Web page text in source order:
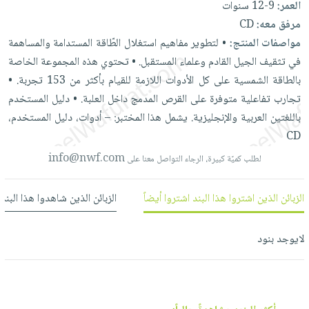
العناية
بالأسنان
الحمية
والتغذية
أدوات
المائدة
الأوعية
والتخزين
أدوات
المطبخ
الأكثر
مبيعاً
العودة
للمدارس
اكسسوارات
كتب
اكسسوارات
اكسسوارات
ملابس
مطرزات
حقائب
شحن
مجاني
بنود
مختارة
اشتراكات
كل
الاشتراكات
بلا
بحث
متقدم
نيل
وفرات
الشركة
حسابك
العمر:9-12 سنوات
مرفق معه:CD
مواصفات المنتج: • لتطويرمفاهيم استغلال الطّاقة المستدامة والمساهمة
فيتثقيف الجيل القادم وعلماء المستقبل. •تحتوي هذه المجموعة الخاصة
بالطاقة الشمسيةعلىكل الأدوات اللازمة للقيامبأكثر من 153 تجربة. •
تجارب تفاعلية متوفرة على القرص المدمجداخل العلبة. •دليل المستخدم
باللغتين العربية والإنجليزية. يشمل هذا المختبر: –أدوات،دليل المستخدم،
CD
لطلب كميّة كبيرة، الرجاء التواصل معنا علىinfo@nwf.com
الزبائن الذين اشتروا هذا البند اشتروا أيضاً الزبائن الذين شاهدوا هذا
لايوجد بنود